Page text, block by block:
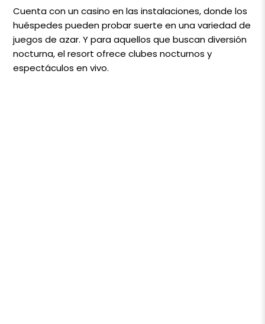
Cuenta con un casino en las instalaciones, donde los
huéspedes pueden probar suerte en una variedad de
juegos de azar. Y para aquellos que buscan diversión
nocturna, el resort ofrece clubes nocturnos y
espectáculos en vivo.